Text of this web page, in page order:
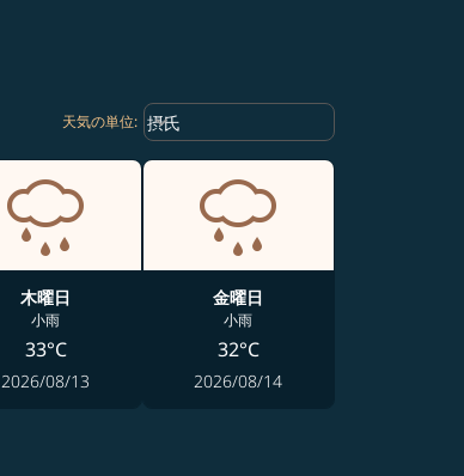
天気の単位: Weather unit option 摂氏 Selected
摂氏
keyboard_arrow_down
木曜日
小雨
33°C
2026/08/13
金曜日
小雨
32°C
2026/08/14